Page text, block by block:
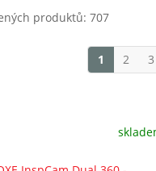
produktů: 707
1 2 3